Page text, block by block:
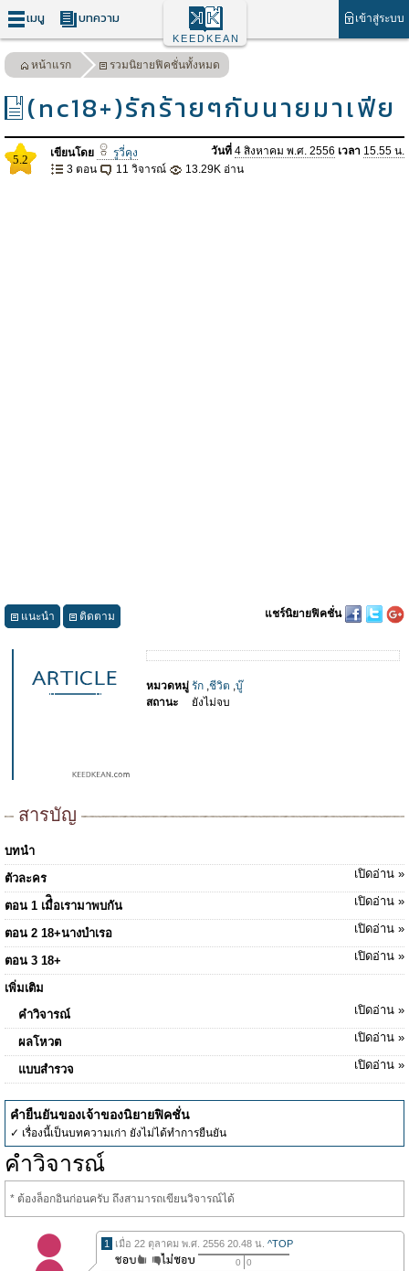
เมนู บทความ เข้าสู่ระบบ
KEEDKEAN
หน้าแรก รวมนิยายฟิคชั่นทั้งหมด
(nc18+)รักร้ายๆกับนายมาเฟีย
5.2 เขียนโดย รูวี่คุง วันที่ 4 สิงหาคม พ.ศ. 2556 เวลา 15.55 น.
3 ตอน
11 วิจารณ์ 13.29K อ่าน
แนะนำ ติดตาม แชร์นิยายฟิคชั่น
หมวดหมู่ รัก ,ชีวิต ,บู๊
สถานะ
ยังไม่จบ
สารบัญ
บทนำ
ตัวละคร
เปิดอ่าน »
ตอน 1 เมื่ิอเรามาพบกัน เปิดอ่าน »
ตอน 2 18+นางบำเรอ เปิดอ่าน »
ตอน 3 18+ เปิดอ่าน »
เพิ่มเติม
คำวิจารณ์
เปิดอ่าน »
ผลโหวต เปิดอ่าน »
แบบสำรวจ เปิดอ่าน »
คำยืนยันของเจ้าของนิยายฟิคชั่น
✓ เรื่องนี้เป็นบทความเก่า ยังไม่ได้ทำการยืนยัน
คำวิจารณ์
* ต้องล็อกอินก่อนครับ ถึงสามารถเขียนวิจารณ์ได้
1 เมื่อ 22 ตุลาคม พ.ศ. 2556 20.48 น. ^TOP
0 0